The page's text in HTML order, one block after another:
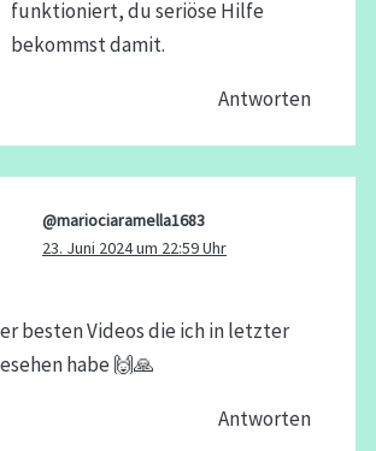
funktioniert, du seriöse Hilfe
bekommst damit.
Antworten
@mariociaramella1683
23. Juni 2024 um 22:59 Uhr
besten Videos die ich in letzter
habe 🙌🙏
Antworten